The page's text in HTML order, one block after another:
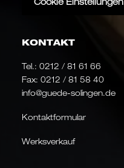
KONTAKT
Tel.: 0212 / 81 61 66
Fax: 0212 / 81 58 40
info@guede-solingen.de
Kontaktformular
Werksverkauf